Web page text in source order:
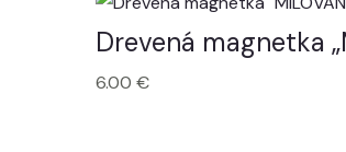
Drevená magnetka
6.00€